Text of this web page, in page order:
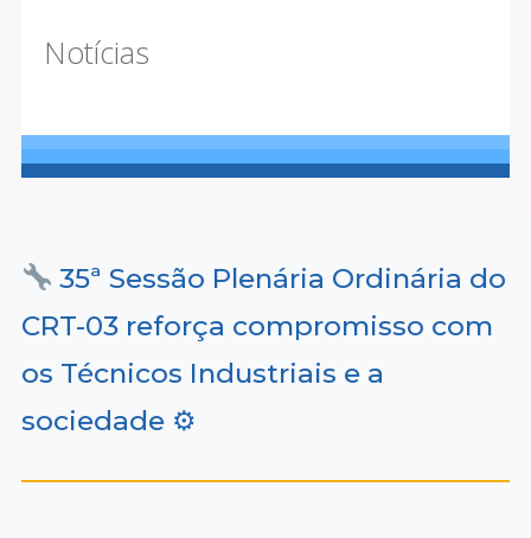
Notícias
35ª Sessão Plenária Ordinária do
CRT-03 reforça compromisso com
os Técnicos Industriais e a
sociedade ⚙